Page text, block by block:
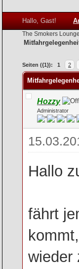
Hallo, Gast!
The Smokers
Seiten ({1}): 1 2
Hozzy
Administrator
Hallo
fährt
wieder